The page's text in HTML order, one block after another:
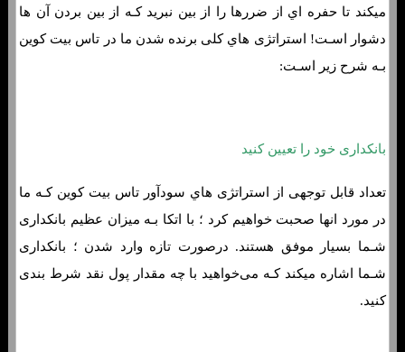
میکند تا حفره اي از ضررها را از بین نبرید کـه از بین بردن آن ها
دشوار اسـت! استراتژی هاي‌ کلی برنده شدن ما در تاس بیت کوین
بـه شرح زیر اسـت:
بانکداری خود را تعیین کنید
تعداد قابل توجهی از استراتژی هاي‌ سودآور تاس بیت کوین کـه ما
در مورد انها صحبت خواهیم کرد ؛ با اتکا بـه میزان عظیم بانکداری
شـما بسیار موفق هستند. درصورت تازه وارد شدن ؛ بانکداری
شـما اشاره میکند کـه می‌خواهید با چه مقدار پول نقد شرط بندی
کنید.